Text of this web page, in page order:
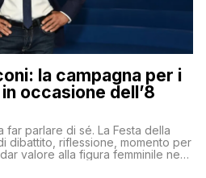
la campagna per i
occasione dell’8
far parlare di sé. La Festa della
dibattito, riflessione, momento per
valore alla figura femminile nella
A lanciare un messaggio “forte e